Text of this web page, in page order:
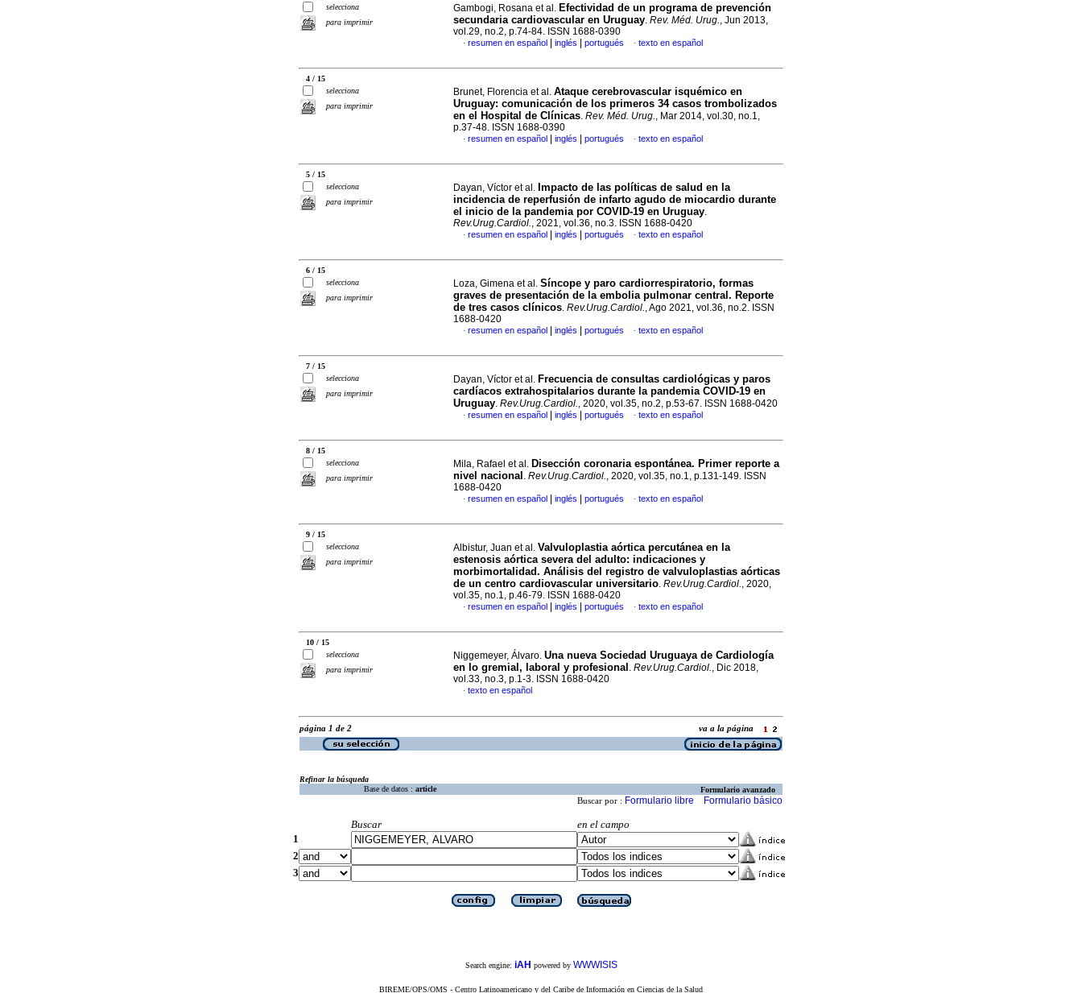
selecciona
para imprimir
Gambogi, Rosana et al. Efectividad de un programa de prevención
secundaria cardiovascular en Uruguay. Rev. Méd. Urug., Jun 2013,
vol.29, no.2, p.74-84. ISSN 1688-0390
· resumen en español inglés portugués · texto en español
4 / 15
selecciona
para imprimir
Brunet, Florencia et al. Ataque cerebrovascular isquémico en
Uruguay: comunicación de los primeros 34 casos trombolizados
en el Hospital de Clínicas. Rev. Méd. Urug., Mar 2014, vol.30, no.1,
p.37-48. ISSN 1688-0390
· resumen en español inglés portugués · texto en español
5 / 15
selecciona
para imprimir
Dayan, Víctor et al. Impacto de las políticas de salud en la
incidencia de reperfusión de infarto agudo de miocardio durante
el inicio de la pandemia por COVID-19 en Uruguay.
Rev.Urug.Cardiol., 2021, vol.36, no.3. ISSN 1688-0420
· resumen en español inglés portugués · texto en español
6 / 15
selecciona
para imprimir
Loza, Gimena et al. Síncope y paro cardiorrespiratorio, formas
graves de presentación de la embolia pulmonar central. Reporte
de tres casos clínicos. Rev.Urug.Cardiol., Ago 2021, vol.36, no.2. ISSN
1688-0420
· resumen en español inglés portugués · texto en español
7 / 15
selecciona
para imprimir
Dayan, Víctor et al. Frecuencia de consultas cardiológicas y paros
cardíacos extrahospitalarios durante la pandemia COVID-19 en
Uruguay. Rev.Urug.Cardiol., 2020, vol.35, no.2, p.53-67. ISSN 1688-0420
· resumen en español inglés portugués · texto en español
8 / 15
selecciona
para imprimir
Mila, Rafael et al. Disección coronaria espontánea. Primer reporte a
nivel nacional . Rev.Urug.Cardiol., 2020, vol.35, no.1, p.131-149. ISSN
1688-0420
· resumen en español inglés portugués · texto en español
9 / 15
selecciona
para imprimir
Albistur, Juan et al. Valvuloplastia aórtica percutánea en la
estenosis aórtica severa del adulto: indicaciones y
morbimortalidad. Análisis del registro de valvuloplastias aórticas
de un centro cardiovascular universitario. Rev.Urug.Cardiol., 2020,
vol.35, no.1, p.46-79. ISSN 1688-0420
· resumen en español inglés portugués · texto en español
10 / 15
selecciona
para imprimir
Niggemeyer, Álvaro. Una nueva Sociedad Uruguaya de Cardiología
en lo gremial, laboral y profesional . Rev.Urug.Cardiol., Dic 2018,
vol.33, no.3, p.1-3. ISSN 1688-0420
· texto en español
página 1 de 2 va a la página
Refinar la búsqueda
Base de datos : article Formulario avanzado
Buscar por : Formulario libre Formulario básico
Buscar
en el campo
1
2
3
Search engine: iAH powered by WWWISIS
BIREME/OPS/OMS - Centro Latinoamericano y del Caribe de Información en Ciencias de la Salud